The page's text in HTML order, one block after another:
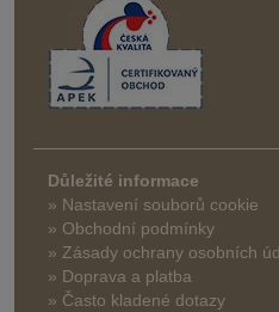
Důležité informace
» Nastavení souborů cookie
» Obchodní podmínky
» Zásady ochrany osobních
» Doprava a platba
» Často kladené dotazy